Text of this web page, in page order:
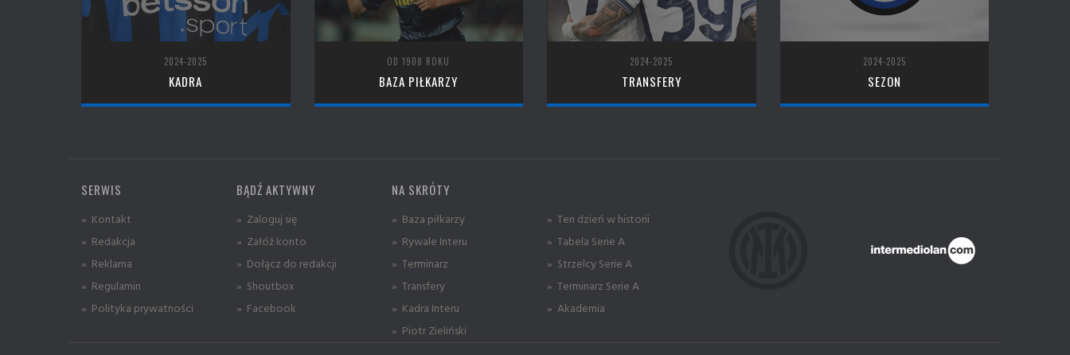
2024-2025
KADRA
OD 1908 ROKU
BAZA PIŁKARZY
2024-2025
TRANSFERY
2024-2025
SEZON
SERWIS
» Kontakt
» Redakcja
» Reklama
» Regulamin
» Polityka prywatności
BĄDŹ AKTYWNY
» Zaloguj się
» Załóż konto
» Dołącz do redakcji
» Shoutbox
» Facebook
NA SKRÓTY
» Baza piłkarzy
» Rywale Interu
» Terminarz
» Transfery
» Kadra Interu
» Piotr Zieliński
» Ten dzień w historii
» Tabela Serie A
» Strzelcy Serie A
» Terminarz Serie A
» Akademia